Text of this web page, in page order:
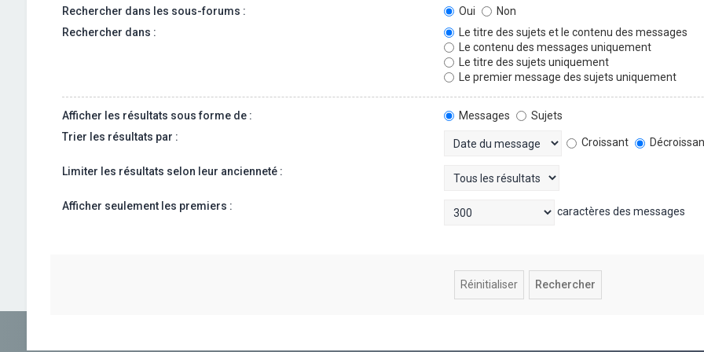
Rechercher dans les sous-forums : Oui
Non
Rechercher dans :
Le titre des sujets et le contenu des messages
Le contenu des messages uniquement
Le titre des sujets uniquement
Le premier message des sujets uniquement
Afficher les résultats sous forme de : Messages
Sujets
Trier les résultats par :
Croissant
Limiter les résultats selon leur ancienneté :
Afficher seulement les premiers : caractères des messages